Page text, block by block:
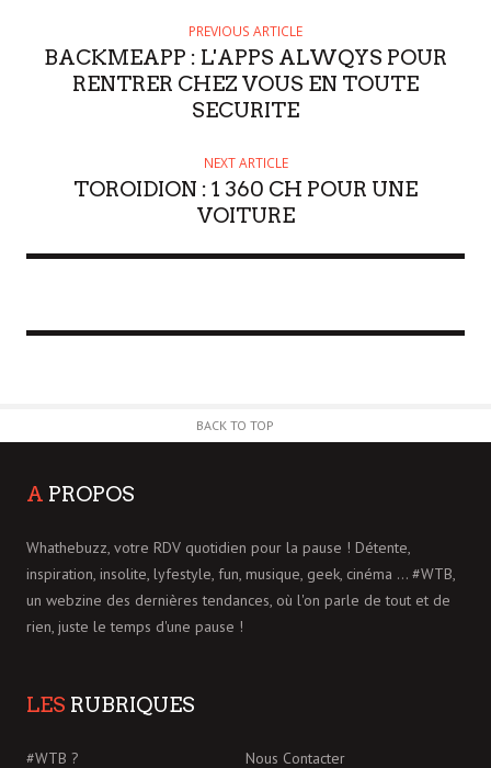
PREVIOUS ARTICLE
BACKMEAPP : L'APPS ALWQYS POUR
RENTRER CHEZ VOUS EN TOUTE
SECURITE
NEXT ARTICLE
TOROIDION : 1 360 CH POUR UNE
VOITURE
BACK TO TOP
A PROPOS
Whathebuzz, votre RDV quotidien pour la pause ! Détente,
inspiration, insolite, lyfestyle, fun, musique, geek, cinéma ... #WTB,
un webzine des dernières tendances, où l'on parle de tout et de
rien, juste le temps d'une pause !
LES RUBRIQUES
#WTB ? Nous Contacter